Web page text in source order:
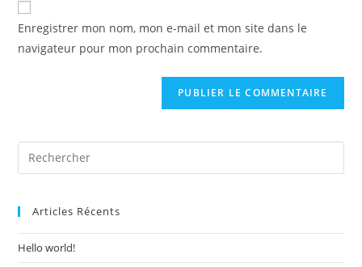
Enregistrer mon nom, mon e-mail et mon site dans le
navigateur pour mon prochain commentaire.
Articles Récents
Hello world!